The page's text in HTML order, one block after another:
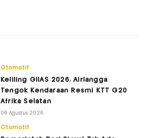
Otomotif
Keliling GIIAS 2026, Airlangga
Tengok Kendaraan Resmi KTT G20
Afrika Selatan
08 Agustus 2026
Otomotif